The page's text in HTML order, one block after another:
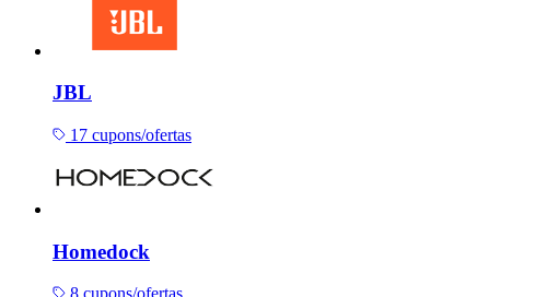
JBL
17 cupons/ofertas
Homedock